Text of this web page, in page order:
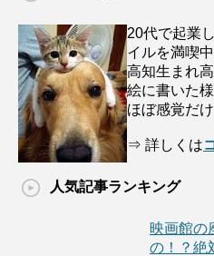
20代で起業
イルを満喫
高知生まれ
絵に書いた様
ほぼ感覚だ
⇒ 詳しくは
人気記事ランキング
映画館の
の！？絶